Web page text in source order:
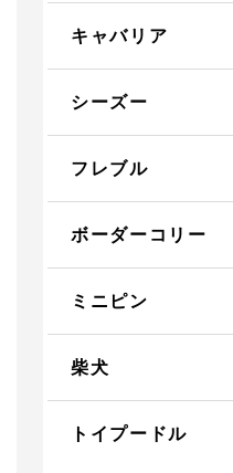
キャバリア
シーズー
フレブル
ボーダーコリー
ミニピン
柴犬
トイプードル